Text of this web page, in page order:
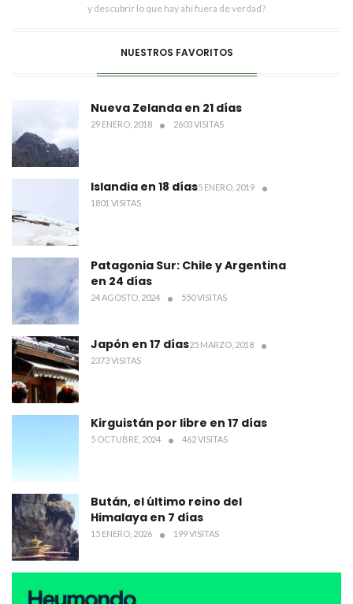
y descubrir lo que hay ahí fuera de verdad?
NUESTROS FAVORITOS
Nueva Zelanda en 21 días
29 ENERO, 2018 2603 VISITAS
Islandia en 18 días5 ENERO, 2019
1801 VISITAS
Patagonia Sur: Chile y Argentina
en 24 días
24 AGOSTO, 2024 550 VISITAS
Japón en 17 días25 MARZO, 2018
2373 VISITAS
Kirguistán por libre en 17 días
5 OCTUBRE, 2024 462 VISITAS
Bután, el último reino del
Himalaya en 7 días
15 ENERO, 2026 199 VISITAS